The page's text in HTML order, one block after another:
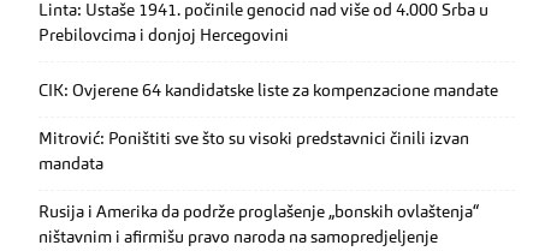
Linta: Ustaše 1941. počinile genocid nad više od 4.000 Srba u
Prebilovcima i donjoj Hercegovini
CIK: Ovjerene 64 kandidatske liste za kompenzacione mandate
Mitrović: Poništiti sve što su visoki predstavnici činili izvan
mandata
Rusija i Amerika da podrže proglašenje „bonskih ovlaštenja“
ništavnim i afirmišu pravo naroda na samopredjeljenje